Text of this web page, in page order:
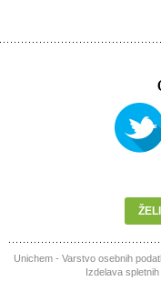
Unichem - Varstvo osebnih
Izdelava